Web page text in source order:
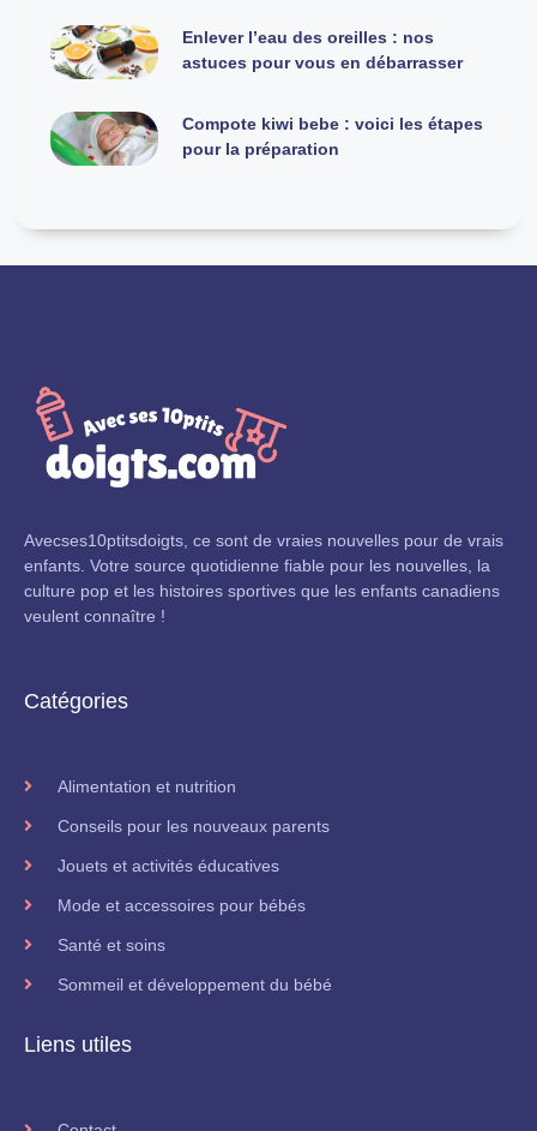
Enlever l’eau des oreilles : nos
astuces pour vous en débarrasser
Compote kiwi bebe : voici les étapes
pour la préparation
Avecses10ptitsdoigts, ce sont de vraies nouvelles pour de vrais
enfants. Votre source quotidienne fiable pour les nouvelles, la
culture pop et les histoires sportives que les enfants canadiens
veulent connaître !
Catégories
Alimentation et nutrition
Conseils pour les nouveaux parents
Jouets et activités éducatives
Mode et accessoires pour bébés
Santé et soins
Sommeil et développement du bébé
Liens utiles